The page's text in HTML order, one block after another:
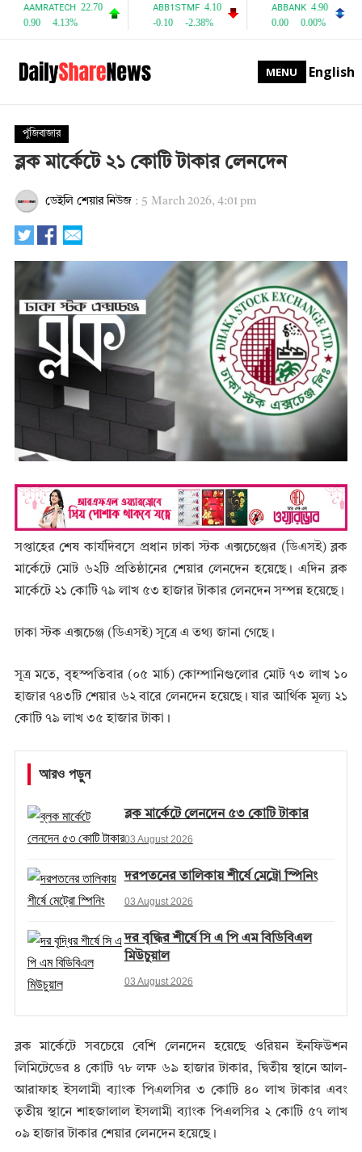
MENU English
পুঁজিবাজার
ব্লক মার্কেটে ২১ কোটি টাকার লেনদেন
ডেইলি শেয়ার নিউজ: 5 March 2026, 4:01 pm
সপ্তাহের শেষ কার্যদিবসে প্রধান ঢাকা স্টক এক্সচেঞ্জের (ডিএসই) ব্লক
মার্কেটে মোট ৬২টি প্রতিষ্ঠানের শেয়ার লেনদেন হয়েছে। এদিন ব্লক
মার্কেটে ২১ কোটি ৭৯ লাখ ৫৩ হাজার টাকার লেনদেন সম্পন্ন হয়েছে।
ঢাকা স্টক এক্সচেঞ্জ (ডিএসই) সূত্রে এ তথ্য জানা গেছে।
সূত্র মতে, বৃহস্পতিবার (০৫ মার্চ) কোম্পানিগুলোর মোট ৭৩ লাখ ১০
হাজার ৭৪৩টি শেয়ার ৬২ বারে লেনদেন হয়েছে। যার আর্থিক মূল্য ২১
কোটি ৭৯ লাখ ৩৫ হাজার টাকা।
আরও পড়ুন
ব্লক মার্কেটে লেনদেন ৫৩ কোটি টাকার
03 August 2026
দরপতনের তালিকায় শীর্ষে মেট্রো স্পিনিং
03 August 2026
দর বৃদ্ধির শীর্ষে সি এ পি এম বিডিবিএল
মিউচুয়াল
03 August 2026
ব্লক মার্কেটে সবচেয়ে বেশি লেনদেন হয়েছে ওরিয়ন ইনফিউশন
লিমিটেডের ৪ কোটি ৭৮ লক্ষ ৬৯ হাজার টাকার, দ্বিতীয় স্থানে আল-
আরাফাহ ইসলামী ব্যাংক পিএলসির ৩ কোটি ৪০ লাখ টাকার এবং
তৃতীয় স্থানে শাহজালাল ইসলামী ব্যাংক পিএলসির ২ কোটি ৫৭ লাখ
০৯ হাজার টাকার শেয়ার লেনদেন হয়েছে।